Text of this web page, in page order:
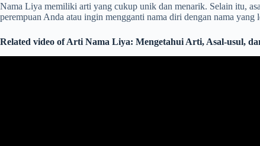
Nama Liya memiliki arti yang cukup unik dan menarik. Selain itu,
perempuan Anda atau ingin mengganti nama diri dengan nama
Related video of Arti Nama Liya: Mengetahui Arti, Asal-usul,